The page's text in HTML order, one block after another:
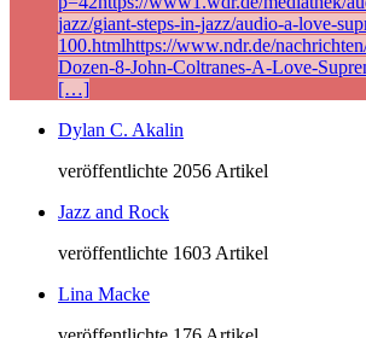
jazz/giant-steps-in-jazz/audio-a-love-
100.htmlhttps://www.ndr.de/
Dozen-8-John-Coltranes-A-Love-
[…]
Dylan C. Akalin
veröffentlichte 2056 Artikel
Jazz and Rock
veröffentlichte 1603 Artikel
Lina Macke